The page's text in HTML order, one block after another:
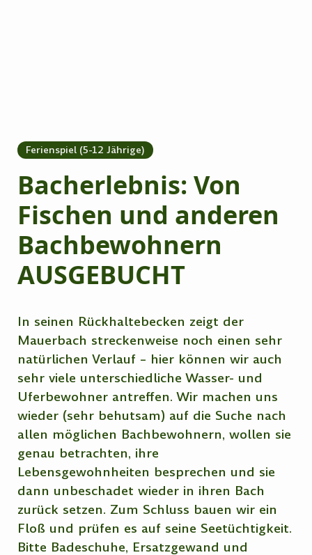
Ferienspiel (5-12 Jährige)
Bacherlebnis: Von
Fischen und anderen
Bachbewohnern
AUSGEBUCHT
In seinen Rückhaltebecken zeigt der
Mauerbach streckenweise noch einen sehr
natürlichen Verlauf – hier können wir auch
sehr viele unterschiedliche Wasser- und
Uferbewohner antreffen. Wir machen uns
wieder (sehr behutsam) auf die Suche nach
allen möglichen Bachbewohnern, wollen sie
genau betrachten, ihre
Lebensgewohnheiten besprechen und sie
dann unbeschadet wieder in ihren Bach
zurück setzen. Zum Schluss bauen wir ein
Floß und prüfen es auf seine Seetüchtigkeit.
Bitte Badeschuhe, Ersatzgewand und